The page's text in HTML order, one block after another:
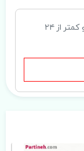
سوال خود را در قسمت دیدگاه‌ها مطرح کنید و کمتر از ۲۴